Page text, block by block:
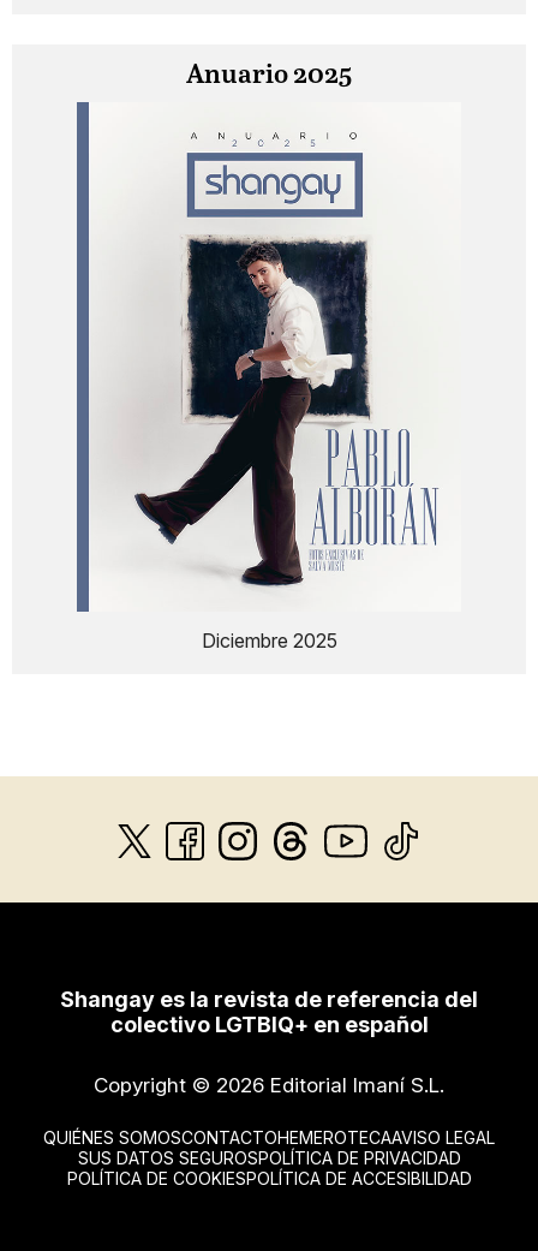
Anuario 2025
Diciembre 2025
Shangay es la revista de referencia del
colectivo LGTBIQ+ en español
Copyright © 2026 Editorial Imaní S.L.
QUIÉNES SOMOSCONTACTOHEMEROTECAAVISO LEGAL
SUS DATOS SEGUROSPOLÍTICA DE PRIVACIDAD
POLÍTICA DE COOKIESPOLÍTICA DE ACCESIBILIDAD